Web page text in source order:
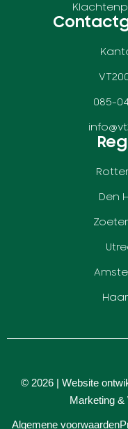
085-
Den
© 2026 | Website
Marketing &
Algemene voorwaarden